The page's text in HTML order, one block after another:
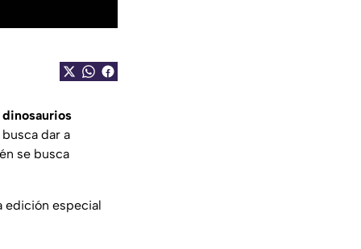
dinosaurios
dar a
se busca
edición especial